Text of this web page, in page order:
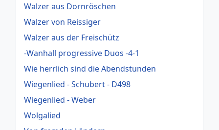
Walzer aus Dornröschen
Walzer von Reissiger
Walzer aus der Freischütz
-Wanhall progressive Duos -4-1
Wie herrlich sind die Abendstunden
Wiegenlied - Schubert - D498
Wiegenlied - Weber
Wolgalied